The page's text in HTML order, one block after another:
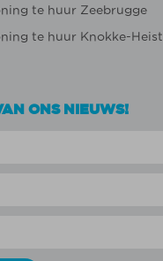
te huur Zeebrugge
te huur Knokke-Heist
ONS NIEUWS!